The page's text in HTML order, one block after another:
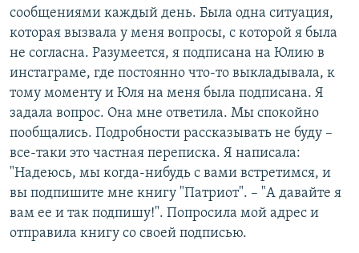
сообщениями каждый день. Была одна ситуация,
которая вызвала у меня вопросы, с которой я была
не согласна. Разумеется, я подписана на Юлию в
инстаграме, где постоянно что-то выкладывала, к
тому моменту и Юля на меня была подписана. Я
задала вопрос. Она мне ответила. Мы спокойно
пообщались. Подробности рассказывать не буду –
все-таки это частная переписка. Я написала:
"Надеюсь, мы когда-нибудь с вами встретимся, и
вы подпишите мне книгу "Патриот". – "А давайте я
вам ее и так подпишу!". Попросила мой адрес и
отправила книгу со своей подписью.